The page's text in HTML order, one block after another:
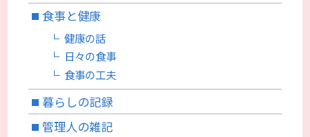
食事と健康
健康の話
日々の食事
食事の工夫
暮らしの記録
管理人の雑記